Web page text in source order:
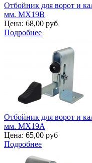
Отбойник для ворот и
мм. MX19B
Цена: 68,00 руб
Подробнее
Отбойник для ворот и
мм. MX19A
Цена: 65,00 руб
Подробнее